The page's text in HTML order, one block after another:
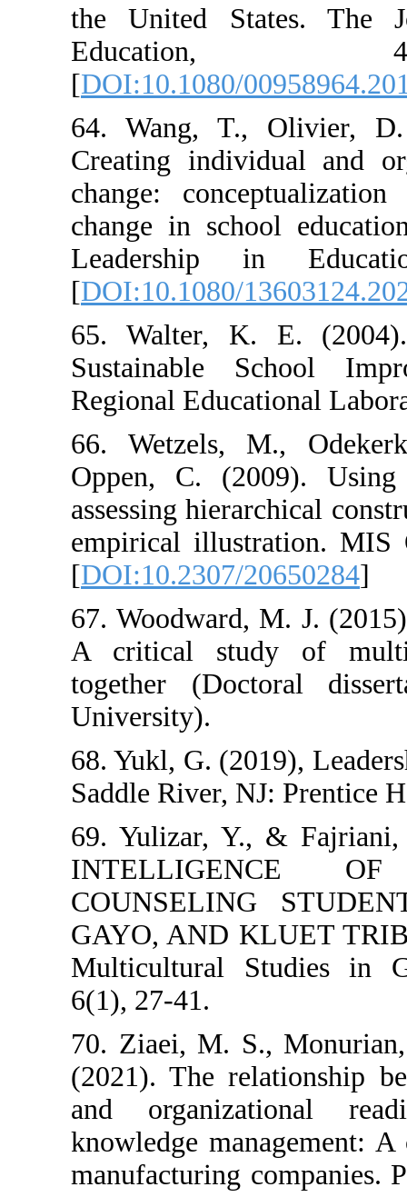
the United
[DOI:10.1080/
64. Wang,
Creating
change:
change in
Leadership
[DOI:10.1080/
65. Walter,
Sustainable
Regional
66. Wetzels,
Oppen, C.
assessing
empirical
[DOI:10.2307/
67. Woodward,
A critical
together
68. Yukl, G.
Saddle River,
69. Yulizar,
GAYO, AND
Multicultural
70. Ziaei, M.
(2021). The
and
knowledge
manufacturing